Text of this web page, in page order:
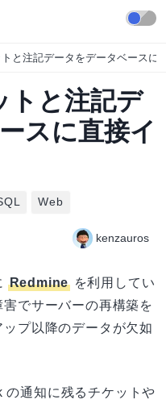
と注記データをデータベースに
トと注記デ
スに直接イ
Web
kenzauros
Redmineを利用してい
でサーバーの再構築を
プ以降のデータが欠如
の通知に残るチケットや